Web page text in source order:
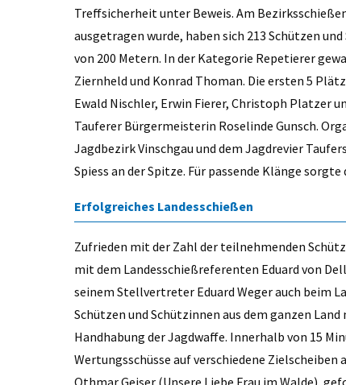
Treffsicherheit unter Beweis. Am
ausgetragen wurde, haben sich 213 Schützen
von 200 Metern. In der Kategorie Repetierer
Ziernheld und Konrad Thoman. Die ersten 5
Ewald Nischler, Erwin Fierer, Christoph Platzer
Tauferer Bürgermeisterin Roselinde Gunsch.
Jagdbezirk Vinschgau und dem Jagdrevier
Spiess an der Spitze. Für passende Klänge
Erfolgreiches Landesschießen
Zufrieden mit der Zahl der teilnehmenden
mit dem Landesschießreferenten Eduard von
seinem Stellvertreter Eduard Weger auch beim
Schützen und Schützinnen aus dem ganzen
Handhabung der Jagdwaffe. Innerhalb von 15
Wertungsschüsse auf verschiedene
Othmar Geiser (Unsere Liebe Frau im Walde),